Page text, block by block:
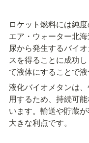
ロケット燃料には純
エア・ウォーター北
尿から発生するバイ
スを得ることに成功
て液体にすることで
液化バイオメタンは
用するため、持続可
います。輸送や貯蔵
大きな利点です。